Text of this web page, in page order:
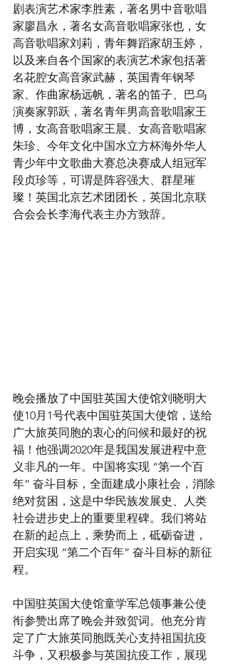
剧表演艺术家李胜素，著名男中音歌唱
家廖昌永，著名女高音歌唱家张也，女
高音歌唱家刘莉，青年舞蹈家胡玉婷，
以及来自各个国家的表演艺术家包括著
名花腔女高音家武赫，英国青年钢琴
家、作曲家杨远帆，著名的笛子、巴乌
演奏家郭跃，著名青年男高音歌唱家王
博，女高音歌唱家王晨、女高音歌唱家
朱珍、今年文化中国水立方杯海外华人
青少年中文歌曲大赛总决赛成人组冠军
段贞珍等，可谓是阵容强大、群星璀
璨！英国北京艺术团团长，英国北京联
合会会长李海代表主办方致辞。
晚会播放了中国驻英国大使馆刘晓明大
使10月1号代表中国驻英国大使馆，送给
广大旅英同胞的衷心的问候和最好的祝
福！他强调2020年是我国发展进程中意
义非凡的一年。中国将实现 “第一个百
年” 奋斗目标，全面建成小康社会，消除
绝对贫困，这是中华民族发展史、人类
社会进步史上的重要里程碑。我们将站
在新的起点上，乘势而上，砥砺奋进，
开启实现 “第二个百年” 奋斗目标的新征
程。
中国驻英国大使馆童学军总领事兼公使
衔参赞出席了晚会并致贺词。他充分肯
定了广大旅英同胞既关心支持祖国抗疫
斗争，又积极参与英国抗疫工作，展现